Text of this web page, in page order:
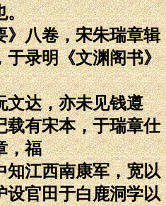
。
》八卷，宋朱瑞章辑
于录明《文渊阁书》
文达，亦未见钱遵
载有宋本，于瑞章仕
，福
知江西南康军，宽以
设官田于白鹿洞学以